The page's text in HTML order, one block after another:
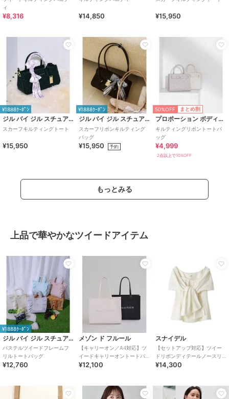
ィ
¥8,316 ¥14,850 ¥15,950
¥1888ｸｰﾎﾟﾝ
ジル バイ ジル スチュアート
スカーフキルティングトート
¥15,950
¥1888ｸｰﾎﾟﾝ
ジル バイ ジル スチュアート
スカーフリボンキルティング
バッグ
¥15,950 予約
50%OFF まとめ割
プロポーション ボディドレッシング
キルティングリボントートバ
ッグ
¥4,999
2点以上で10%OFF
もっとみる
上品で華やかなツイードアイテム
¥1888ｸｰﾎﾟﾝ
ジル バイ ジル スチュアート
パステルツイードフレームフ
リルトートバッグ
¥12,760
メゾン ド フルール
【キャリーオン／A4対応】ツ
イードキャリーオントートバ
ッグ
¥12,100
スナイデル
【セットアップ対応】ツイー
ドリボンディテールノースリ
ブラウス
¥14,300